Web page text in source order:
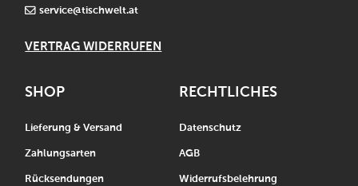
service@tischwelt.at
VERTRAG WIDERRUFEN
SHOP
Lieferung & Versand
Zahlungsarten
Rücksendungen
RECHTLICHES
Datenschutz
AGB
Widerrufsbelehrung